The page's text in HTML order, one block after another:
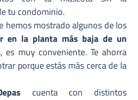
tu condominio.
hemos mostrado algunos de los
en la planta más baja de un
es muy conveniente. Te ahorra
porque estás más cerca de la
cuenta con distintos